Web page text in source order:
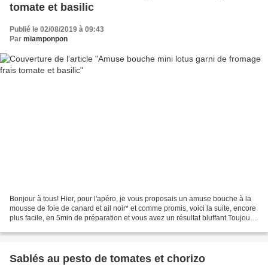
tomate et basilic
Publié le 02/08/2019 à 09:43
Par miamponpon
Bonjour à tous! Hier, pour l'apéro, je vous proposais un amuse bouche à la
mousse de foie de canard et ail noir* et comme promis, voici la suite, encore
plus facile, en 5min de préparation et vous avez un résultat bluffant.Toujours
Sablés au pesto de tomates et chorizo